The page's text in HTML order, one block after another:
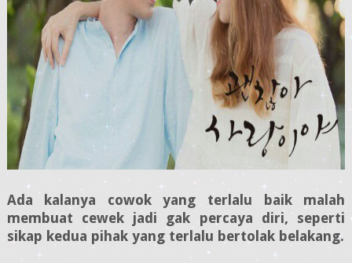
Ada kalanya cowok yang terlalu baik malah
membuat cewek jadi gak percaya diri, seperti
sikap kedua pihak yang terlalu bertolak belakang.